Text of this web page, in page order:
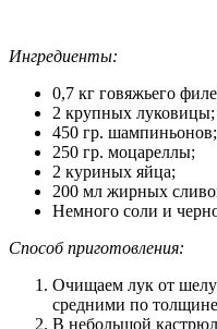
Ингредиенты:
0,7 кг говяжьего
2 крупных луковицы;
450 гр. шампиньонов;
250 гр. моцареллы;
2 куриных яйца;
200 мл жирных
Немного соли и
Способ приготовления:
Очищаем лук от
средними по
В небольшой